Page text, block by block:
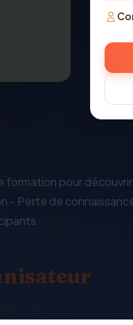
formation pour
- Perte de